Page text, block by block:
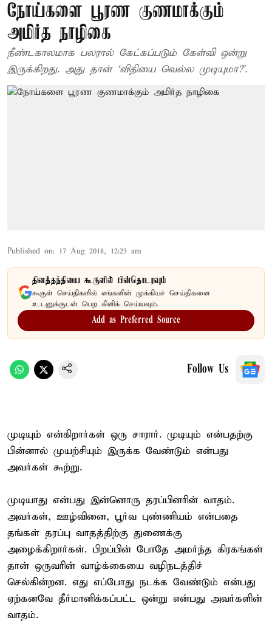
நோய்களை பூரண குணமாக்கும்
அமிர்த நாழிகை
நீண்டகாலமாக பலரால் கேட்கப்படும் கேள்வி ஒன்று
இருக்கிறது. அது தான் ‘விதியை வெல்ல முடியுமா?’.
Published on: 17 Aug 2018, 12:23 am
தினத்தந்தியை கூகுளில் பின்தொடரவும்
கூகுள் செய்திகளில் எங்களின் முக்கியச் செய்திகளை
உடனுக்குடன் பெற கிளிக் செய்யவும்.
Add as Preferred Source
Follow Us
முடியும் என்கிறார்கள் ஒரு சாரார். முடியும் என்பதற்கு
பின்னால் முயற்சியும் இருக்க வேண்டும் என்பது
அவர்கள் கூற்று.
முடியாது என்பது இன்னொரு தரப்பினரின் வாதம்.
அவர்கள், ஊழ்வினை, பூர்வ புண்ணியம் என்பதை
தங்கள் தரப்பு வாதத்திற்கு துணைக்கு
அழைக்கிறார்கள். பிறப்பின் போதே அமர்ந்த கிரகங்கள்
தான் ஒருவரின் வாழ்க்கையை வழிநடத்திச்
செல்கின்றன. எது எப்போது நடக்க வேண்டும் என்பது
ஏற்கனவே தீர்மானிக்கப்பட்ட ஒன்று என்பது அவர்களின்
வாதம்.